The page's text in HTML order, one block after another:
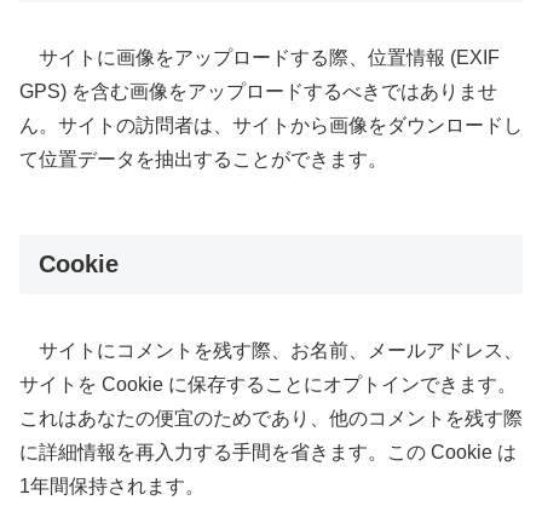
サイトに画像をアップロードする際、位置情報 (EXIF
GPS) を含む画像をアップロードするべきではありませ
ん。サイトの訪問者は、サイトから画像をダウンロードし
て位置データを抽出することができます。
Cookie
サイトにコメントを残す際、お名前、メールアドレス、
サイトを Cookie に保存することにオプトインできます。
これはあなたの便宜のためであり、他のコメントを残す際
に詳細情報を再入力する手間を省きます。この Cookie は
1年間保持されます。